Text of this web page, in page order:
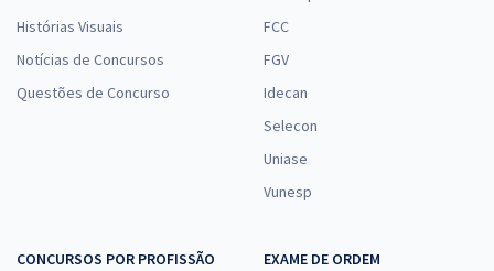
Histórias Visuais
Notícias de Concursos
Questões de Concurso
FCC
FGV
Idecan
Selecon
Uniase
Vunesp
CONCURSOS POR PROFISSÃO EXAME DE ORDEM